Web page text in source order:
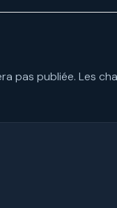
pas publiée. Les